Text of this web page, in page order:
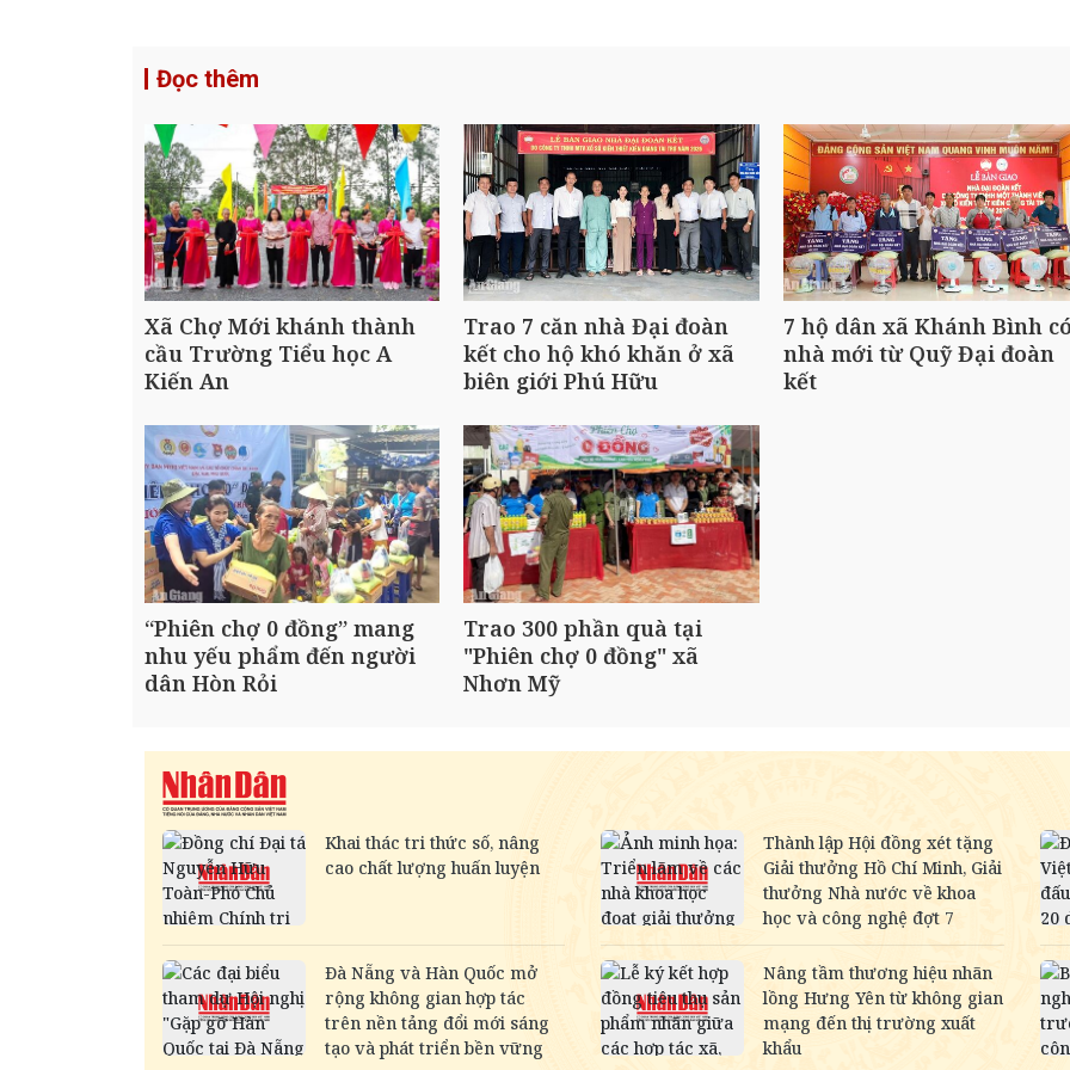
Đọc thêm
Xã Chợ Mới khánh thành
cầu Trường Tiểu học A
Kiến An
Trao 7 căn nhà Đại đoàn
kết cho hộ khó khăn ở xã
biên giới Phú Hữu
7 hộ dân xã Khánh Bình
nhà mới từ Quỹ Đại đoàn
kết
“Phiên chợ 0 đồng” mang
nhu yếu phẩm đến người
dân Hòn Rỏi
Trao 300 phần quà tại
"Phiên chợ 0 đồng" xã
Nhơn Mỹ